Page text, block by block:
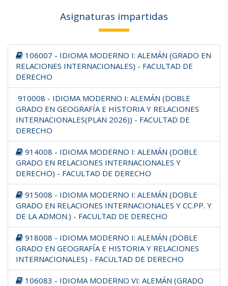
Asignaturas impartidas
106007 - IDIOMA MODERNO I: ALEMÁN (GRADO EN
RELACIONES INTERNACIONALES) - FACULTAD DE
DERECHO
910008 - IDIOMA MODERNO I: ALEMÁN (DOBLE
GRADO EN GEOGRAFÍA E HISTORIA Y RELACIONES
INTERNACIONALES(PLAN 2026)) - FACULTAD DE
DERECHO
914008 - IDIOMA MODERNO I: ALEMÁN (DOBLE
GRADO EN RELACIONES INTERNACIONALES Y
DERECHO) - FACULTAD DE DERECHO
915008 - IDIOMA MODERNO I: ALEMÁN (DOBLE
GRADO EN RELACIONES INTERNACIONALES Y CC.PP. Y
DE LA ADMON.) - FACULTAD DE DERECHO
918008 - IDIOMA MODERNO I: ALEMÁN (DOBLE
GRADO EN GEOGRAFÍA E HISTORIA Y RELACIONES
INTERNACIONALES) - FACULTAD DE DERECHO
106083 - IDIOMA MODERNO VI: ALEMÁN (GRADO